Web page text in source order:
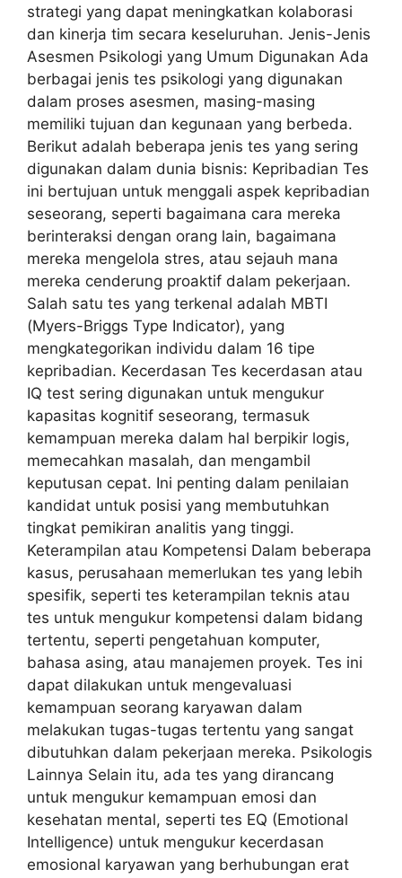
strategi yang dapat meningkatkan kolaborasi
dan kinerja tim secara keseluruhan. Jenis-Jenis
Asesmen Psikologi yang Umum Digunakan Ada
berbagai jenis tes psikologi yang digunakan
dalam proses asesmen, masing-masing
memiliki tujuan dan kegunaan yang berbeda.
Berikut adalah beberapa jenis tes yang sering
digunakan dalam dunia bisnis: Kepribadian Tes
ini bertujuan untuk menggali aspek kepribadian
seseorang, seperti bagaimana cara mereka
berinteraksi dengan orang lain, bagaimana
mereka mengelola stres, atau sejauh mana
mereka cenderung proaktif dalam pekerjaan.
Salah satu tes yang terkenal adalah MBTI
(Myers-Briggs Type Indicator), yang
mengkategorikan individu dalam 16 tipe
kepribadian. Kecerdasan Tes kecerdasan atau
IQ test sering digunakan untuk mengukur
kapasitas kognitif seseorang, termasuk
kemampuan mereka dalam hal berpikir logis,
memecahkan masalah, dan mengambil
keputusan cepat. Ini penting dalam penilaian
kandidat untuk posisi yang membutuhkan
tingkat pemikiran analitis yang tinggi.
Keterampilan atau Kompetensi Dalam beberapa
kasus, perusahaan memerlukan tes yang lebih
spesifik, seperti tes keterampilan teknis atau
tes untuk mengukur kompetensi dalam bidang
tertentu, seperti pengetahuan komputer,
bahasa asing, atau manajemen proyek. Tes ini
dapat dilakukan untuk mengevaluasi
kemampuan seorang karyawan dalam
melakukan tugas-tugas tertentu yang sangat
dibutuhkan dalam pekerjaan mereka. Psikologis
Lainnya Selain itu, ada tes yang dirancang
untuk mengukur kemampuan emosi dan
kesehatan mental, seperti tes EQ (Emotional
Intelligence) untuk mengukur kecerdasan
emosional karyawan yang berhubungan erat